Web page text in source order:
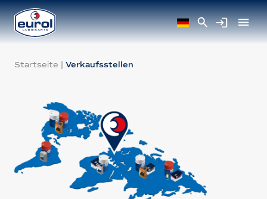
Startseite | Verkaufsstellen